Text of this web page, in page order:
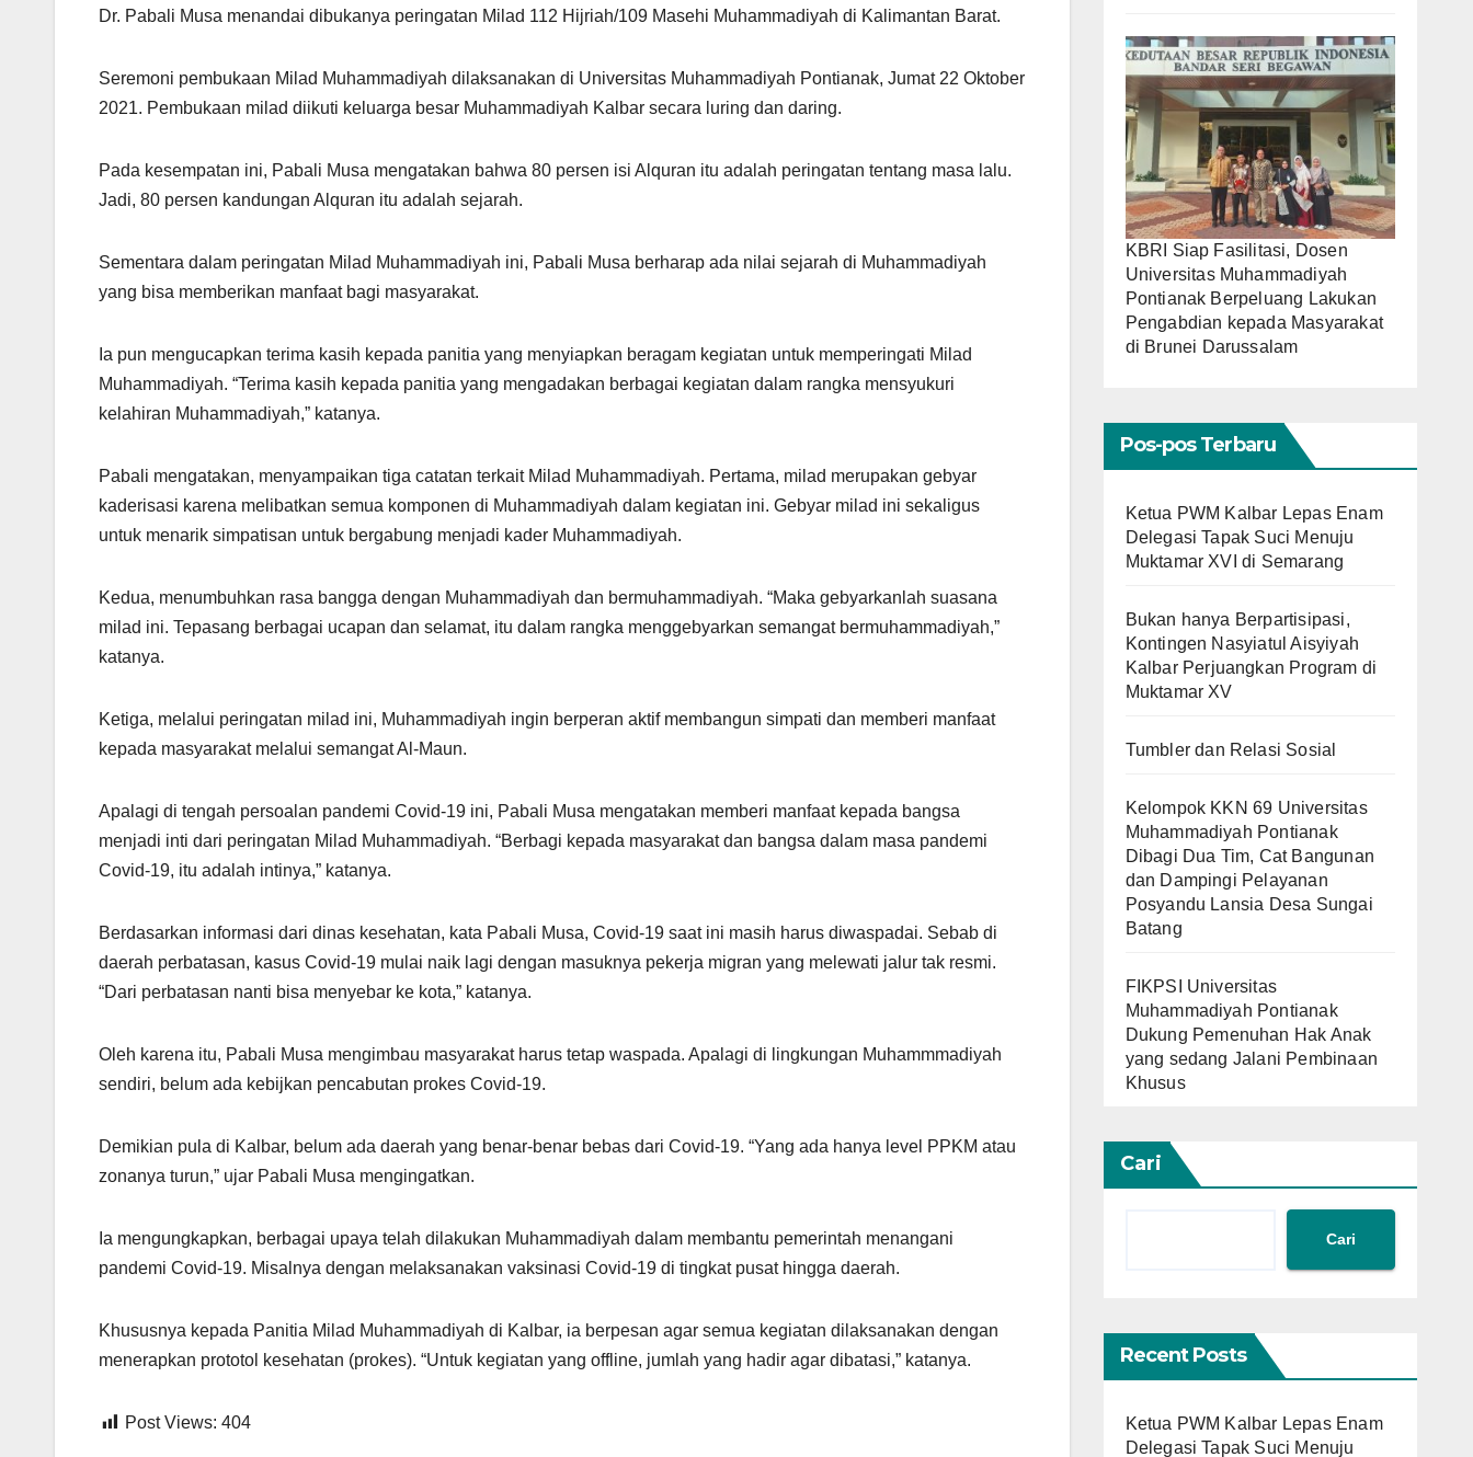
Dr. Pabali Musa menandai dibukanya peringatan Milad 112 Hijriah/109 Masehi Muhammadiyah di Kalimantan Barat.
Seremoni pembukaan Milad Muhammadiyah dilaksanakan di Universitas Muhammadiyah Pontianak, Jumat 22 Oktober
2021. Pembukaan milad diikuti keluarga besar Muhammadiyah Kalbar secara luring dan daring.
Pada kesempatan ini, Pabali Musa mengatakan bahwa 80 persen isi Alquran itu adalah peringatan tentang masa lalu.
Jadi, 80 persen kandungan Alquran itu adalah sejarah.
Sementara dalam peringatan Milad Muhammadiyah ini, Pabali Musa berharap ada nilai sejarah di Muhammadiyah
yang bisa memberikan manfaat bagi masyarakat.
Ia pun mengucapkan terima kasih kepada panitia yang menyiapkan beragam kegiatan untuk memperingati Milad
Muhammadiyah. “Terima kasih kepada panitia yang mengadakan berbagai kegiatan dalam rangka mensyukuri
kelahiran Muhammadiyah,” katanya.
Pabali mengatakan, menyampaikan tiga catatan terkait Milad Muhammadiyah. Pertama, milad merupakan gebyar
kaderisasi karena melibatkan semua komponen di Muhammadiyah dalam kegiatan ini. Gebyar milad ini sekaligus
untuk menarik simpatisan untuk bergabung menjadi kader Muhammadiyah.
Kedua, menumbuhkan rasa bangga dengan Muhammadiyah dan bermuhammadiyah. “Maka gebyarkanlah suasana
milad ini. Tepasang berbagai ucapan dan selamat, itu dalam rangka menggebyarkan semangat bermuhammadiyah,”
katanya.
Ketiga, melalui peringatan milad ini, Muhammadiyah ingin berperan aktif membangun simpati dan memberi manfaat
kepada masyarakat melalui semangat Al-Maun.
Apalagi di tengah persoalan pandemi Covid-19 ini, Pabali Musa mengatakan memberi manfaat kepada bangsa
menjadi inti dari peringatan Milad Muhammadiyah. “Berbagi kepada masyarakat dan bangsa dalam masa pandemi
Covid-19, itu adalah intinya,” katanya.
Berdasarkan informasi dari dinas kesehatan, kata Pabali Musa, Covid-19 saat ini masih harus diwaspadai. Sebab di
daerah perbatasan, kasus Covid-19 mulai naik lagi dengan masuknya pekerja migran yang melewati jalur tak resmi.
“Dari perbatasan nanti bisa menyebar ke kota,” katanya.
Oleh karena itu, Pabali Musa mengimbau masyarakat harus tetap waspada. Apalagi di lingkungan Muhammmadiyah
sendiri, belum ada kebijkan pencabutan prokes Covid-19.
Demikian pula di Kalbar, belum ada daerah yang benar-benar bebas dari Covid-19. “Yang ada hanya level PPKM atau
zonanya turun,” ujar Pabali Musa mengingatkan.
Ia mengungkapkan, berbagai upaya telah dilakukan Muhammadiyah dalam membantu pemerintah menangani
pandemi Covid-19. Misalnya dengan melaksanakan vaksinasi Covid-19 di tingkat pusat hingga daerah.
Khususnya kepada Panitia Milad Muhammadiyah di Kalbar, ia berpesan agar semua kegiatan dilaksanakan dengan
menerapkan prototol kesehatan (prokes). “Untuk kegiatan yang offline, jumlah yang hadir agar dibatasi,” katanya.
Post Views: 404
KBRI Siap Fasilitasi, Dosen
Universitas Muhammadiyah
Pontianak Berpeluang Lakukan
Pengabdian kepada Masyarakat
di Brunei Darussalam
Pos-pos Terbaru
Ketua PWM Kalbar Lepas Enam
Delegasi Tapak Suci Menuju
Muktamar XVI di Semarang
Bukan hanya Berpartisipasi,
Kontingen Nasyiatul Aisyiyah
Kalbar Perjuangkan Program di
Muktamar XV
Tumbler dan Relasi Sosial
Kelompok KKN 69 Universitas
Muhammadiyah Pontianak
Dibagi Dua Tim, Cat Bangunan
dan Dampingi Pelayanan
Posyandu Lansia Desa Sungai
Batang
FIKPSI Universitas
Muhammadiyah Pontianak
Dukung Pemenuhan Hak Anak
yang sedang Jalani Pembinaan
Khusus
Cari
Cari
Recent Posts
Ketua PWM Kalbar Lepas Enam
Delegasi Tapak Suci Menuju